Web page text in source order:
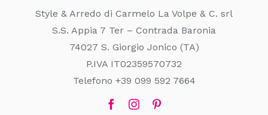
Style & Arredo di Carmelo La Volpe & C. srl
S.S. Appia 7 Ter – Contrada Baronia
74027 S. Giorgio Jonico (TA)
P.IVA IT02359570732
Telefono +39 099 592 7664